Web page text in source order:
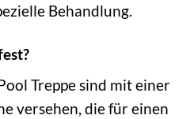
Behandlung.
Treppe sind mit einer
versehen, die für einen